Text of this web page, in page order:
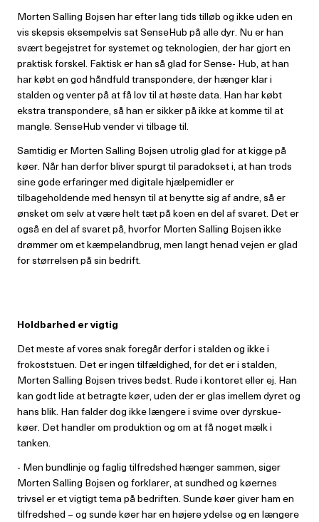
Morten Salling Bojsen har efter lang tids tilløb og ikke uden en
vis skepsis eksempelvis sat SenseHub på alle dyr. Nu er han
svært begejstret for systemet og teknologien, der har gjort en
praktisk forskel. Faktisk er han så glad for Sense- Hub, at han
har købt en god håndfuld transpondere, der hænger klar i
stalden og venter på at få lov til at høste data. Han har købt
ekstra transpondere, så han er sikker på ikke at komme til at
mangle. SenseHub vender vi tilbage til.
Samtidig er Morten Salling Bojsen utrolig glad for at kigge på
køer. Når han derfor bliver spurgt til paradokset i, at han trods
sine gode erfaringer med digitale hjælpemidler er
tilbageholdende med hensyn til at benytte sig af andre, så er
ønsket om selv at være helt tæt på koen en del af svaret. Det er
også en del af svaret på, hvorfor Morten Salling Bojsen ikke
drømmer om et kæmpelandbrug, men langt henad vejen er glad
for størrelsen på sin bedrift.
Holdbarhed er vigtig
Det meste af vores snak foregår derfor i stalden og ikke i
frokoststuen. Det er ingen tilfældighed, for det er i stalden,
Morten Salling Bojsen trives bedst. Rude i kontoret eller ej. Han
kan godt lide at betragte køer, uden der er glas imellem dyret og
hans blik. Han falder dog ikke længere i svime over dyrskue-
køer. Det handler om produktion og om at få noget mælk i
tanken.
- Men bundlinje og faglig tilfredshed hænger sammen, siger
Morten Salling Bojsen og forklarer, at sundhed og køernes
trivsel er et vigtigt tema på bedriften. Sunde køer giver ham en
tilfredshed – og sunde køer har en højere ydelse og en længere